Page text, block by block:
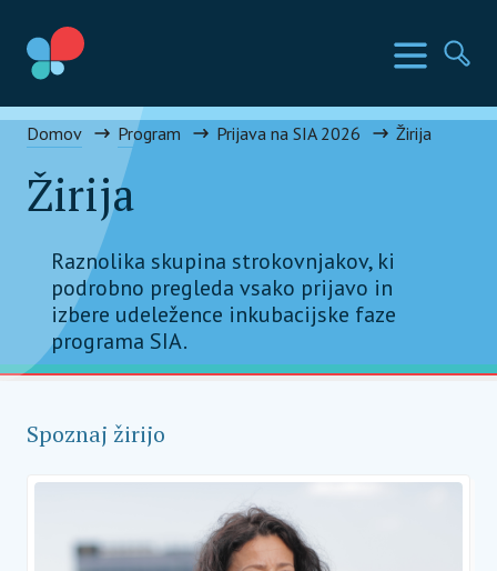
vsebino
Meni
Države SIA
Domov Program Prijava na SIA 2026 Žirija
Žirija
Raznolika skupina strokovnjakov, ki
podrobno pregleda vsako prijavo in
izbere udeležence inkubacijske faze
programa SIA.
Spoznaj žirijo